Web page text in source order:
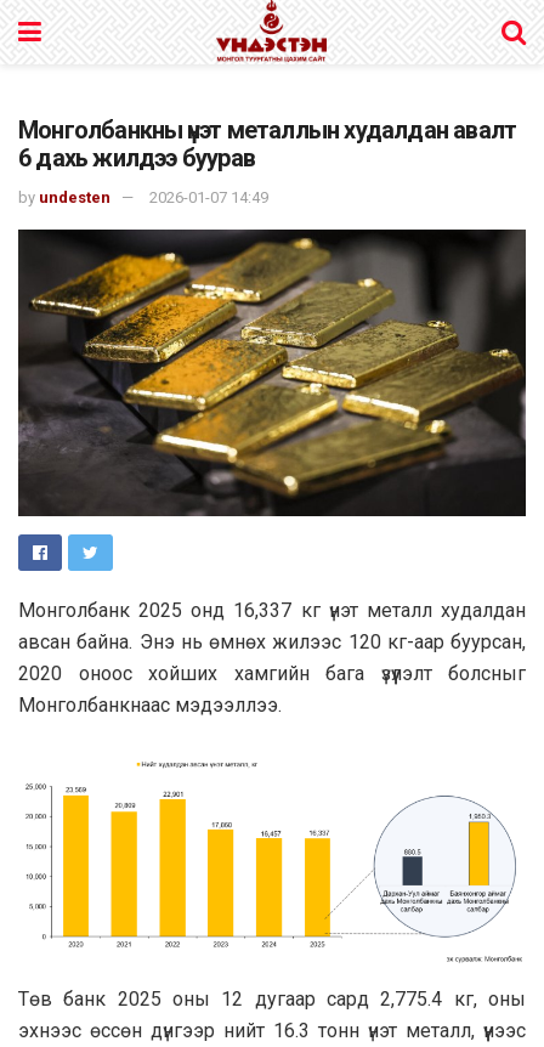
Монголбанкны үнэт металлын худалдан авалт
6 дахь жилдээ буурав
by undesten 2026-01-07 14:49
Монголбанк 2025 онд 16,337 кг үнэт металл худалдан
авсан байна. Энэ нь өмнөх жилээс 120 кг-аар буурсан,
2020 оноос хойших хамгийн бага үзүүлэлт болсныг
Монголбанкнаас мэдээллээ.
Төв банк 2025 оны 12 дугаар сард 2,775.4 кг, оны
эхнээс өссөн дүнгээр нийт 16.3 тонн үнэт металл, үүнээс